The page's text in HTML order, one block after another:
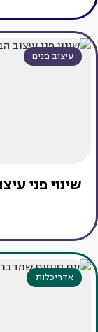
עיצוב פנים
שינוי פני
אדריכלות